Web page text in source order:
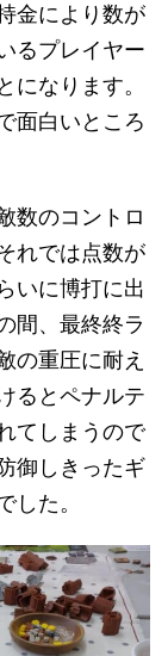
金により数が
るプレイヤー
になります。
面白いところ
数のコントロ
れでは点数が
いに博打に出
間、最終終ラ
の重圧に耐え
るとペナルテ
てしまうので
御しきったギ
した。